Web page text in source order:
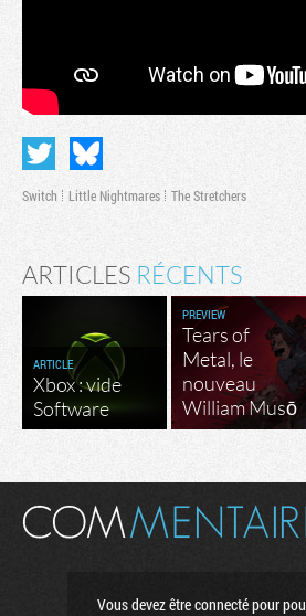
Switch Little Nightmares The Stretchers
ARTICLES RÉCENTS
ARTICLE
Xbox : vide
Software
PREVIEW
Tears of
Metal, le
nouveau
William Musō
Masquer les
Vous devez être connecté pour